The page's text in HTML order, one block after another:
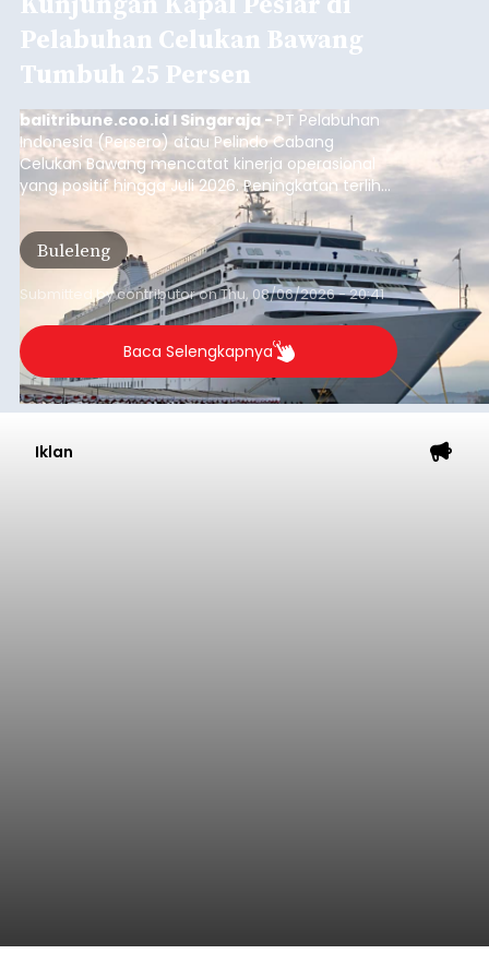
Pelabuhan Celukan Bawang
Tumbuh 25 Persen
balitribune.coo.id I Singaraja -PT Pelabuhan
Indonesia (Persero) atau Pelindo Cabang
Celukan Bawang mencatat kinerja operasional
yang positif hingga Juli 2026. Peningkatan terlihat
dari arus kapal yang mencapai 1,48 juta Gross
Tonnage (GT), atau tumbuh 12,4 persen
dibandingkan periode yang sama tahun lalu
yang tercatat sebesar 1,32 juta GT.
Buleleng
Submitted bycontributoronThu, 08/06/2026 - 20:41
Baca Selengkapnya
Iklan